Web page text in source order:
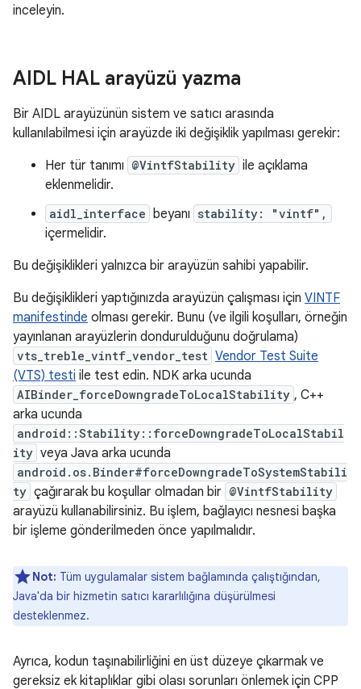
inceleyin.
AIDL HAL arayüzü yazma
Bir AIDL arayüzünün sistem ve satıcı arasında
kullanılabilmesi için arayüzde iki değişiklik yapılması gerekir:
Her tür tanımı @VintfStability ile açıklama
eklenmelidir.
aidl_interface beyanı stability: "vintf",
içermelidir.
Bu değişiklikleri yalnızca bir arayüzün sahibi yapabilir.
Bu değişiklikleri yaptığınızda arayüzün çalışması için VINTF
manifestinde olması gerekir. Bunu (ve ilgili koşulları, örneğin
yayınlanan arayüzlerin dondurulduğunu doğrulama)
vts_treble_vintf_vendor_test Vendor Test Suite
(VTS) testi ile test edin. NDK arka ucunda
AIBinder_forceDowngradeToLocalStability , C++
arka ucunda
android::Stability::forceDowngradeToLocalStabil
ity veya Java arka ucunda
android.os.Binder#forceDowngradeToSystemStabili
ty çağırarak bu koşullar olmadan bir @VintfStability
arayüzü kullanabilirsiniz. Bu işlem, bağlayıcı nesnesi başka
bir işleme gönderilmeden önce yapılmalıdır.
Not: Tüm uygulamalar sistem bağlamında çalıştığından,
Java'da bir hizmetin satıcı kararlılığına düşürülmesi
desteklenmez.
Ayrıca, kodun taşınabilirliğini en üst düzeye çıkarmak ve
gereksiz ek kitaplıklar gibi olası sorunları önlemek için CPP